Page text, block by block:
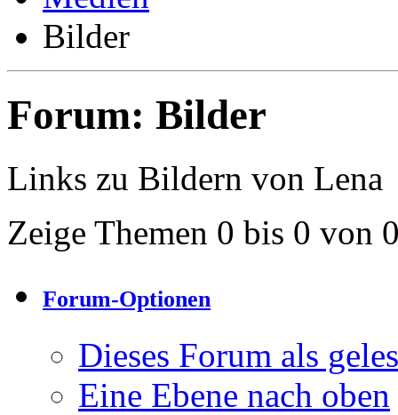
Bilder
Forum: Bilder
Links zu Bildern von Lena
Zeige Themen 0 bis 0 von
Forum-Optionen
Dieses Forum als
Eine Ebene nach oben